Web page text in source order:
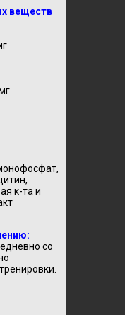
веществ
к-та и
со